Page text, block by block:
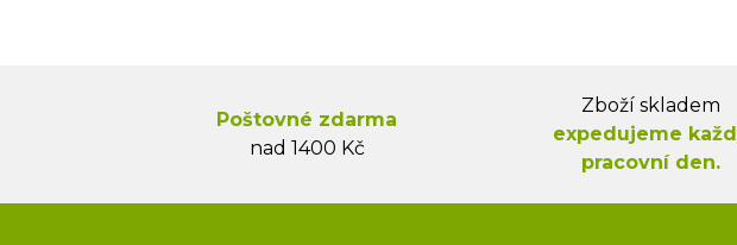
Poštovné zdarma
nad 1400 Kč
Zboží skladem
expedujeme
pracovní den.